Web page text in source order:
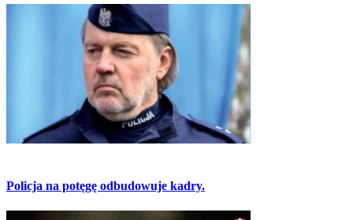
Policja na potęgę odbudowuje kadry.